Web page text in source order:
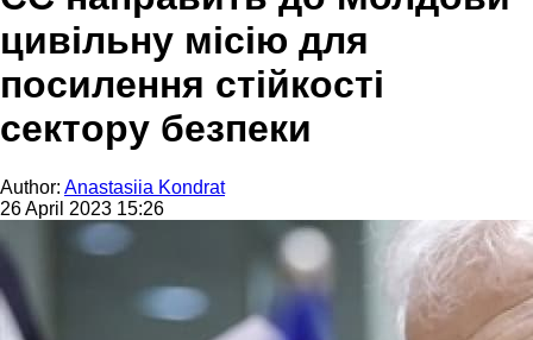
цивільну місію для
посилення стійкості
сектору безпеки
Author: Anastasiia Kondrat
26 April 2023 15:26